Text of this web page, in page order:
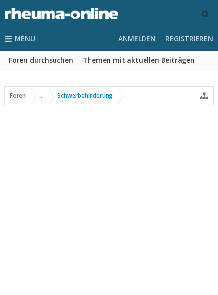
MENU
Foren durchsuchen Themen mit aktuellen Beiträgen
ANMELDEN REGISTRIEREN
Foren ... Schwerbehinderung